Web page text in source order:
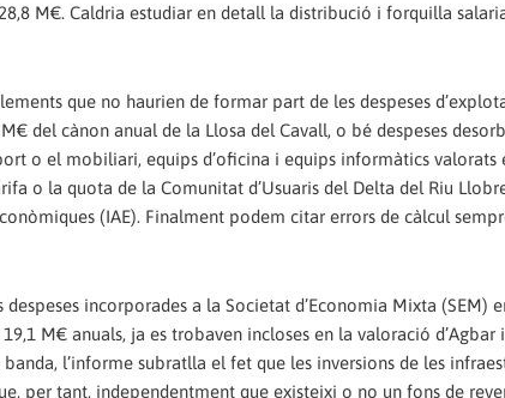
M€. Caldria estudiar en detall la distribució i forquilla
que no haurien de formar part de les despeses
del cànon anual de la Llosa del Cavall, o bé despeses
o el mobiliari, equips d’oficina i equips informàtics valorats
o la quota de la Comunitat d’Usuaris del Delta del Riu
(IAE). Finalment podem citar errors de càlcul
despeses incorporades a la Societat d’Economia Mixta (SEM)
M€ anuals, ja es trobaven incloses en la valoració d’Agbar
l’informe subratlla el fet que les inversions de les
per tant, independentment que existeixi o no un fons de